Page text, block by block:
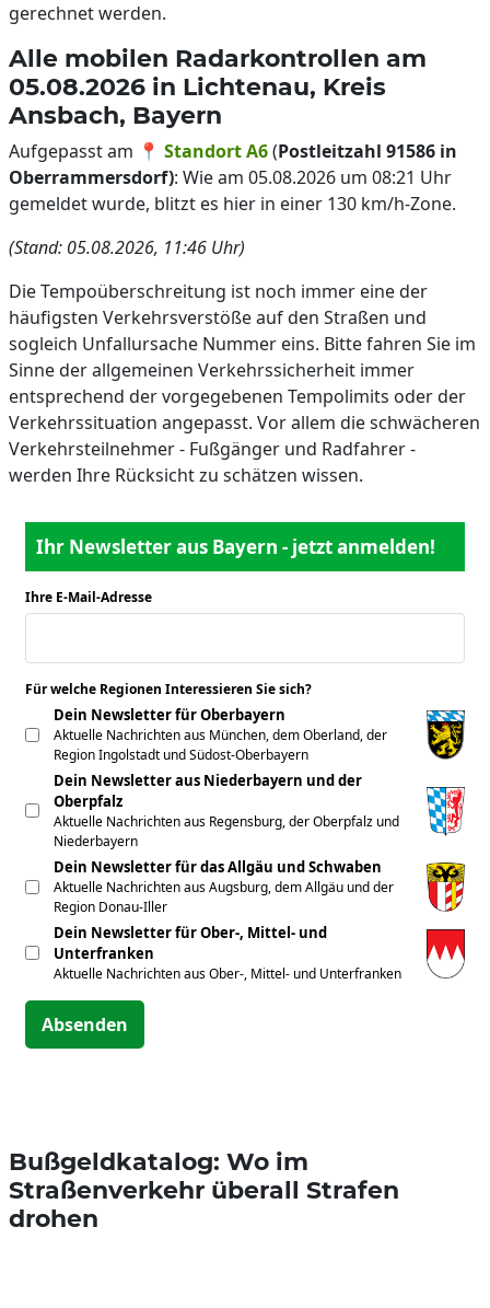
gerechnet werden.
Alle mobilen Radarkontrollen am
05.08.2026 in Lichtenau, Kreis
Ansbach, Bayern
Aufgepasst am 📍 Standort A6(Postleitzahl 91586 in
Oberrammersdorf): Wie am 05.08.2026 um 08:21 Uhr
gemeldet wurde, blitzt es hier in einer 130 km/h-Zone.
(Stand: 05.08.2026, 11:46 Uhr)
Die Tempoüberschreitung ist noch immer eine der
häufigsten Verkehrsverstöße auf den Straßen und
sogleich Unfallursache Nummer eins. Bitte fahren Sie im
Sinne der allgemeinen Verkehrssicherheit immer
entsprechend der vorgegebenen Tempolimits oder der
Verkehrssituation angepasst. Vor allem die schwächeren
Verkehrsteilnehmer - Fußgänger und Radfahrer -
werden Ihre Rücksicht zu schätzen wissen.
Ihr Newsletter aus Bayern - jetzt anmelden!
Ihre E-Mail-Adresse
Für welche Regionen Interessieren Sie sich?
Dein Newsletter für Oberbayern
Aktuelle Nachrichten aus München, dem Oberland, der
Region Ingolstadt und Südost-Oberbayern
Dein Newsletter aus Niederbayern und der
Oberpfalz
Aktuelle Nachrichten aus Regensburg, der Oberpfalz und
Niederbayern
Dein Newsletter für das Allgäu und Schwaben
Aktuelle Nachrichten aus Augsburg, dem Allgäu und der
Region Donau-Iller
Dein Newsletter für Ober-, Mittel- und
Unterfranken
Aktuelle Nachrichten aus Ober-, Mittel- und Unterfranken
Absenden
Bußgeldkatalog: Wo im
Straßenverkehr überall Strafen
drohen